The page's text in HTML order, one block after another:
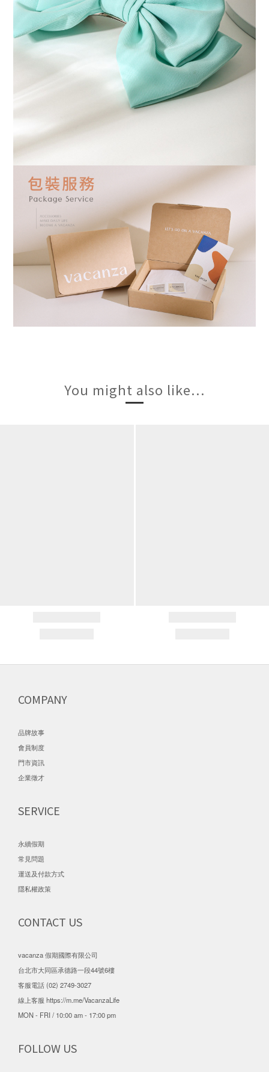
You might also like...
COMPANY
品牌故事
會員制度
門市資訊
企業徵才
SERVICE
永續假期
常見問題
運送及付款方式
隱私權政策
CONTACT US
vacanza 假期國際有限公司
台北市大同區承德路一段44號6樓
客服電話 (02) 2749-3027
線上客服 https://m.me/VacanzaLife
MON - FRI / 10:00 am - 17:00 pm
FOLLOW US